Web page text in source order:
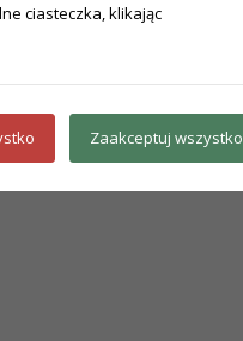
ciasteczka, klikając
Zaakceptuj wszystko